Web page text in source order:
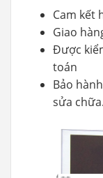
Cam kết
Giao
Được
toán
Bảo
sửa chữa.